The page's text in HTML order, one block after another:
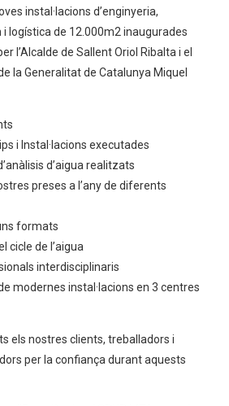
instal·lacions d’enginyeria,
logística de 12.000m2 inaugurades
l’Alcalde de Sallent Oriol Ribalta i el
la Generalitat de Catalunya Miquel
i Instal·lacions executades
d’aigua realitzats
preses a l’any de diferents
formats
cicle de l’aigua
interdisciplinaris
modernes instal·lacions en 3 centres
els nostres clients, treballadors i
per la confiança durant aquests